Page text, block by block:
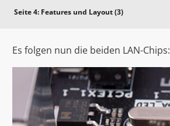
Seite 4: Features und Layout (3)
Es folgen nun die beiden LAN-Chips: